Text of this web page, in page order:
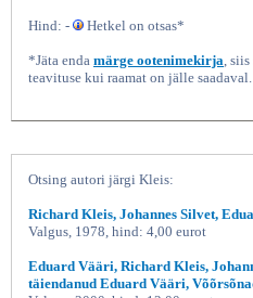
Hind: - Hetkel on otsas*
*Jäta enda märge ootenimekirja, siis
teavituse kui raamat on jälle saadaval.
Otsing autori järgi Kleis:
Richard Kleis, Johannes Silvet,
Valgus, 1978, hind: 4,00 eurot
Eduard Vääri, Richard Kleis,
täiendanud Eduard Vääri,